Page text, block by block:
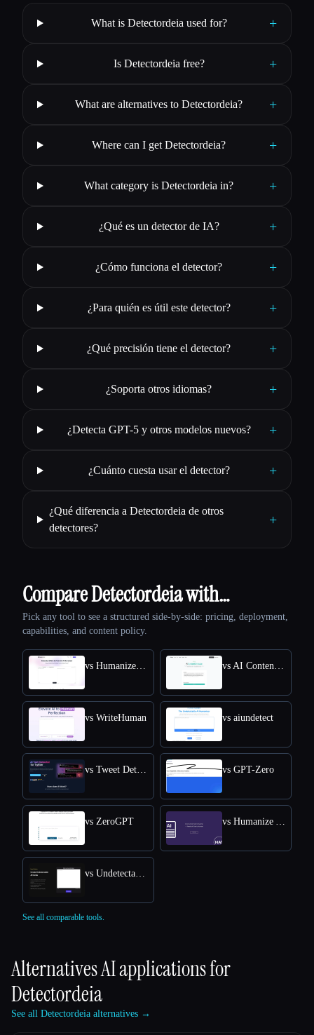
What is Detectordeia used for? +
Is Detectordeia free? +
What are alternatives to Detectordeia? +
Where can I get Detectordeia? +
What category is Detectordeia in? +
¿Qué es un detector de IA? +
¿Cómo funciona el detector? +
¿Para quién es útil este detector? +
¿Qué precisión tiene el detector? +
¿Soporta otros idiomas? +
¿Detecta GPT-5 y otros modelos nuevos? +
¿Cuánto cuesta usar el detector? +
¿Qué diferencia a Detectordeia de otros
detectores?
+
Compare Detectordeia with…
Pick any tool to see a structured side-by-side: pricing, deployment,
capabilities, and content policy.
vs HumanizeAI.com vs AI Content Detector by Leap AI
vs WriteHuman vs aiundetect
vs Tweet Detective vs GPT-Zero
vs ZeroGPT vs Humanize AI Text
vs Undetectable AI
See all comparable tools.
Alternatives AI applications for
Detectordeia
See all Detectordeia alternatives →